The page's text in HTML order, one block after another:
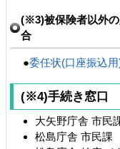
(※3)被保険者以外
合
●委任状(口座振込
(※4)手続き窓口
大矢野庁舎 市民
松島庁舎 市民課